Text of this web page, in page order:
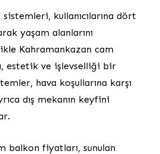
kullanıcılarına dört
yaşam alanlarını
Kahramankazan cam
estetik ve işlevselliği bir
hava koşullarına karşı
dış mekanın keyfini
balkon fiyatları, sunulan